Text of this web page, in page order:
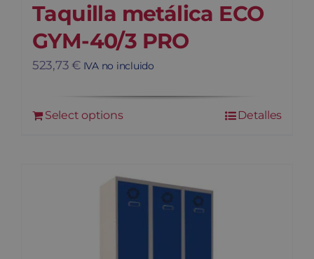
Taquilla metálica ECO
GYM-40/3 PRO
523,73€ IVA no incluido
Select options Detalles